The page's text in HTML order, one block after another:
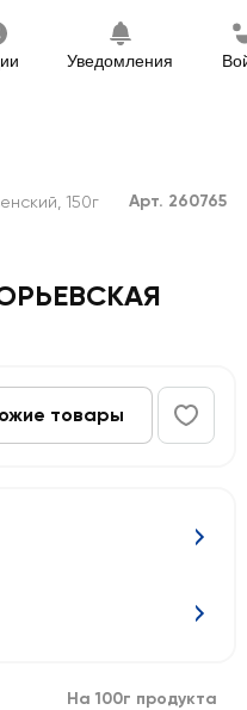
Уведомления
150г Арт. 260765
товары
На 100г продукта